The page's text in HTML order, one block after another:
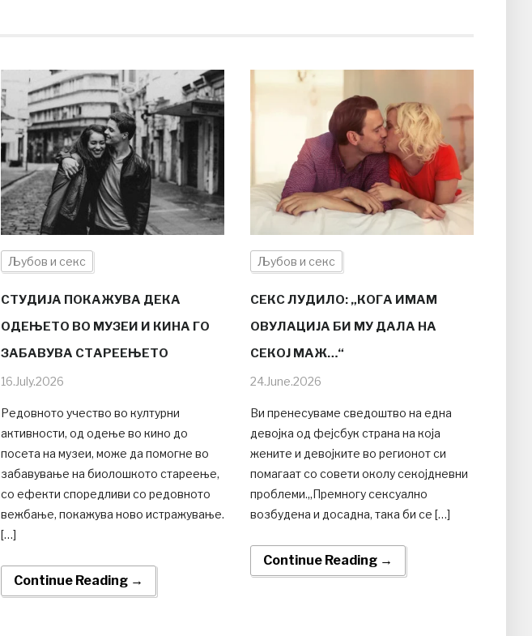
Љубов и секс
СТУДИЈА ПОКАЖУВА ДЕКА
ОДЕЊЕТО ВО МУЗЕИ И КИНА ГО
ЗАБАВУВА СТАРЕЕЊЕТО
16.July.2026
Редовното учество во културни
активности, од одење во кино до
посета на музеи, може да помогне во
забавување на биолошкото стареење,
со ефекти споредливи со редовното
вежбање, покажува ново истражување.
[…]
Continue Reading →
Љубов и секс
СЕКС ЛУДИЛО: „КОГА ИМАМ
ОВУЛАЦИЈА БИ МУ ДАЛА НА
СЕКОЈ МАЖ…“
24.June.2026
Ви пренесуваме сведоштво на една
девојка од феjсбук страна на која
жените и девојките во регионот си
помагаат со совети околу секојдневни
проблеми.„Премногу сексуално
возбудена и досадна, така би се […]
Continue Reading →